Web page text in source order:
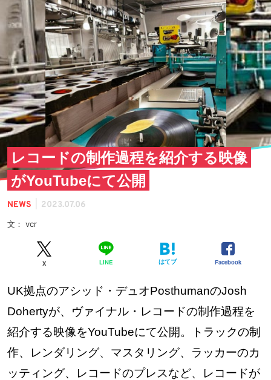
レコードの制作過程を紹介する映像
がYouTubeにて公開
NEWS 2023.07.06
文： vcr
X LINE はてブ Facebook
UK拠点のアシッド・デュオPosthumanのJosh
Dohertyが、ヴァイナル・レコードの制作過程を
紹介する映像をYouTubeにて公開。トラックの制
作、レンダリング、マスタリング、ラッカーのカ
ッティング、レコードのプレスなど、レコードが